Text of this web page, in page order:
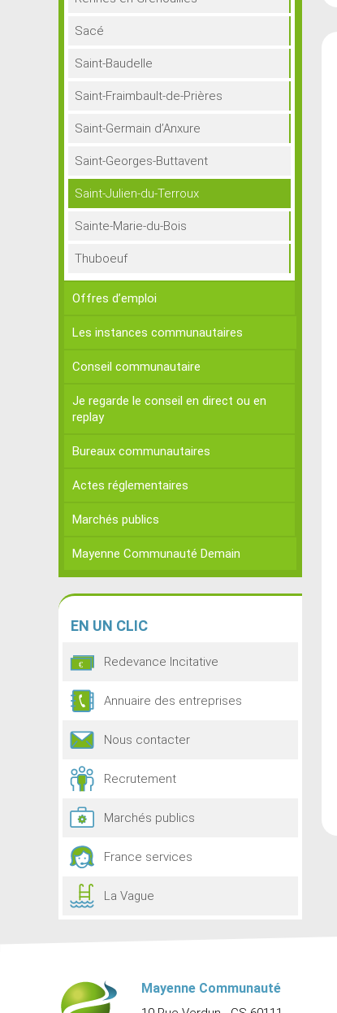
Sacé
Saint-Baudelle
Saint-Fraimbault-de-Prières
Saint-Germain d’Anxure
Saint-Georges-Buttavent
Saint-Julien-du-Terroux
Sainte-Marie-du-Bois
Thuboeuf
Offres d’emploi
Les instances communautaires
Conseil communautaire
Je regarde le conseil en direct ou en
replay
Bureaux communautaires
Actes réglementaires
Marchés publics
Mayenne Communauté Demain
EN UN CLIC
Redevance Incitative
Annuaire des entreprises
Nous contacter
Recrutement
Marchés publics
France services
La Vague
Mayenne Communauté